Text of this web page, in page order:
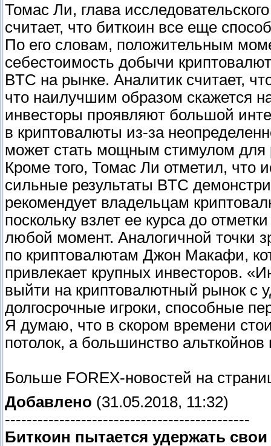
Томас Ли, глава
считает, что биткоин все еще
По его словам, положительным
себестоимость добычи
BTC на рынке. Аналитик считает,
что наилучшим образом скажется
инвесторы проявляют большой
в криптовалюты из-за
может стать мощным стимулом для
Кроме того, Томас Ли отметил, что
сильные результаты BTC
рекомендует владельцам
поскольку взлет ее курса до
любой момент. Аналогичной точки
по криптовалютам Джон Макафи,
привлекает крупных инвесторов.
выйти на криптовалютный рынок с
долгосрочные игроки, способные
Я думаю, что в скором времени
потолок, а большинство
Больше FOREX-новостей на
Добавлено (31.05.2018, 11:32)
---------------------------------------------
Биткоин пытается удержать